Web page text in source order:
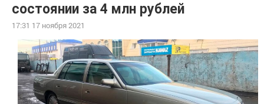
состоянии за 4 млн рублей
17:31 17 ноября 2021